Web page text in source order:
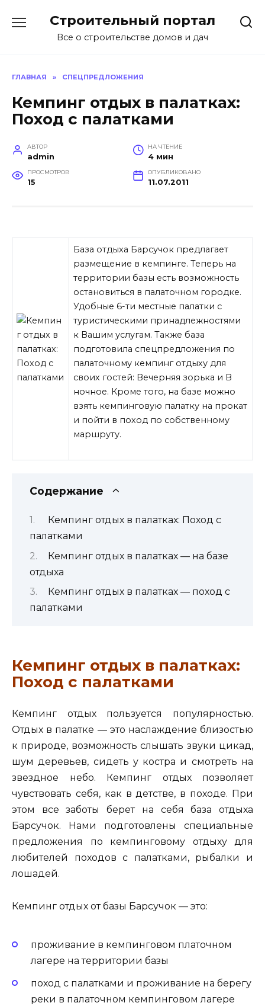
содержанию
Строительный портал
Все о строительстве домов и дач
ГЛАВНАЯ » СПЕЦПРЕДЛОЖЕНИЯ
Кемпинг отдых в палатках:
Поход с палатками
АВТОР
admin
НА ЧТЕНИЕ
4 мин
ПРОСМОТРОВ
15
ОПУБЛИКОВАНО
11.07.2011
База отдыха Барсучок предлагает
размещение в кемпинге. Теперь на
территории базы есть возможность
остановиться в палаточном городке.
Удобные 6-ти местные палатки с
туристическими принадлежностями
к Вашим услугам. Также база
подготовила спецпредложения по
палаточному кемпинг отдыху для
своих гостей: Вечерняя зорька и В
ночное. Кроме того, на базе можно
взять кемпинговую палатку на прокат
и пойти в поход по собственному
маршруту.
Содержание
Кемпинг отдых в палатках: Поход с
палатками
Кемпинг отдых в палатках — на базе
отдыха
Кемпинг отдых в палатках — поход с
палатками
Кемпинг отдых в палатках:
Поход с палатками
Кемпинг отдых пользуется популярностью.
Отдых в палатке — это наслаждение близостью
к природе, возможность слышать звуки цикад,
шум деревьев, сидеть у костра и смотреть на
звездное небо. Кемпинг отдых позволяет
чувствовать себя, как в детстве, в походе. При
этом все заботы берет на себя база отдыха
Барсучок. Нами подготовлены специальные
предложения по кемпинговому отдыху для
любителей походов с палатками, рыбалки и
лошадей.
Кемпинг отдых от базы Барсучок — это:
проживание в кемпинговом платочном
лагере на территории базы
поход с палатками и проживание на берегу
реки в палаточном кемпинговом лагере